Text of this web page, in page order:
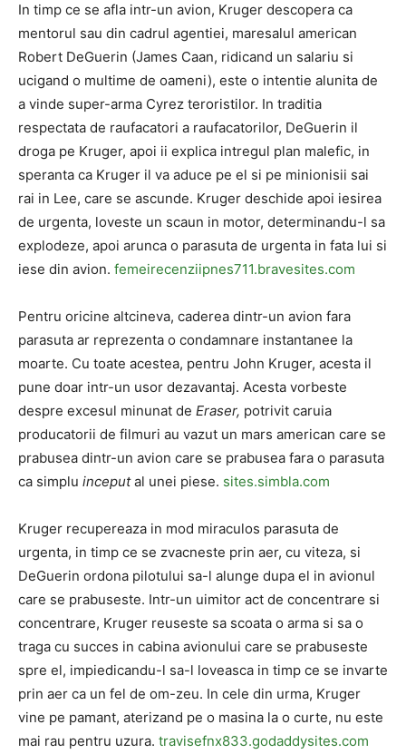
In timp ce se afla intr-un avion, Kruger descopera ca
mentorul sau din cadrul agentiei, maresalul american
Robert DeGuerin (James Caan, ridicand un salariu si
ucigand o multime de oameni), este o intentie alunita de
a vinde super-arma Cyrez teroristilor. In traditia
respectata de raufacatori a raufacatorilor, DeGuerin il
droga pe Kruger, apoi ii explica intregul plan malefic, in
speranta ca Kruger il va aduce pe el si pe minionisii sai
rai in Lee, care se ascunde. Kruger deschide apoi iesirea
de urgenta, loveste un scaun in motor, determinandu-l sa
explodeze, apoi arunca o parasuta de urgenta in fata lui si
iese din avion. femeirecenziipnes711.bravesites.com
Pentru oricine altcineva, caderea dintr-un avion fara
parasuta ar reprezenta o condamnare instantanee la
moarte. Cu toate acestea, pentru John Kruger, acesta il
pune doar intr-un usor dezavantaj. Acesta vorbeste
despre excesul minunat de Eraser, potrivit caruia
producatorii de filmuri au vazut un mars american care se
prabusea dintr-un avion care se prabusea fara o parasuta
ca simplu inceputal unei piese. sites.simbla.com
Kruger recupereaza in mod miraculos parasuta de
urgenta, in timp ce se zvacneste prin aer, cu viteza, si
DeGuerin ordona pilotului sa-l alunge dupa el in avionul
care se prabuseste. Intr-un uimitor act de concentrare si
concentrare, Kruger reuseste sa scoata o arma si sa o
traga cu succes in cabina avionului care se prabuseste
spre el, impiedicandu-l sa-l loveasca in timp ce se invarte
prin aer ca un fel de om-zeu. In cele din urma, Kruger
vine pe pamant, aterizand pe o masina la o curte, nu este
mai rau pentru uzura. travisefnx833.godaddysites.com